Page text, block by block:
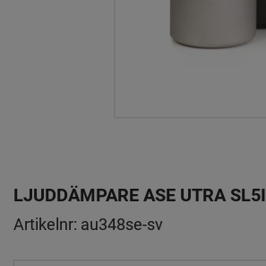
LJUDDÄMPARE ASE UTRA SL5I
Artikelnr: au348se-sv